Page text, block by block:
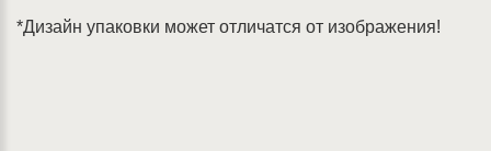
*Дизайн упаковки может отличатся от изображения!